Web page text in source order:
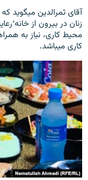
آقای ثمرالدین میگوید
زنان در بیرون از خانه
محیط کاری، نیاز به
کاری میباشد.